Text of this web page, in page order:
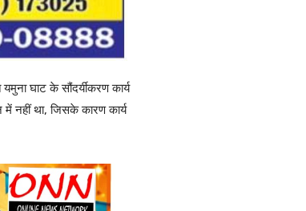
घाट के सौंदर्यीकरण कार्य
नहीं था, जिसके कारण कार्य